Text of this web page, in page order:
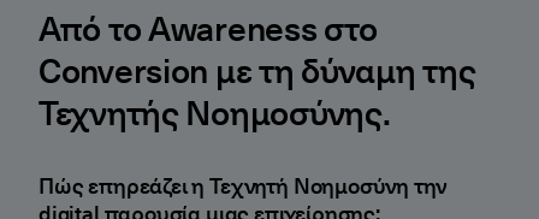
Από το Awareness στο
Conversion με τη δύναμη της
Τεχνητής Νοημοσύνης.
Πώς επηρεάζει η Τεχνητή Νοημοσύνη την
digital παρουσία μιας επιχείρησης;